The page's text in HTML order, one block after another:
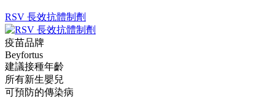
RSV 長效抗體制劑
疫苗品牌
Beyfortus
建議接種年齡
所有新生嬰兒
可預防的傳染病